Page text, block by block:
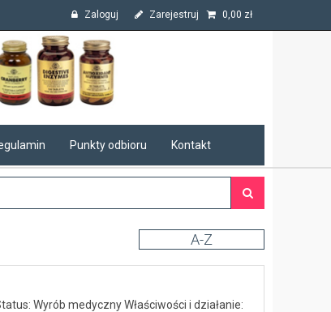
0,00 zł
Zaloguj Zarejestruj
Punkty odbioru Kontakt
A-Z
Wyrób medyczny Właściwości i działanie: